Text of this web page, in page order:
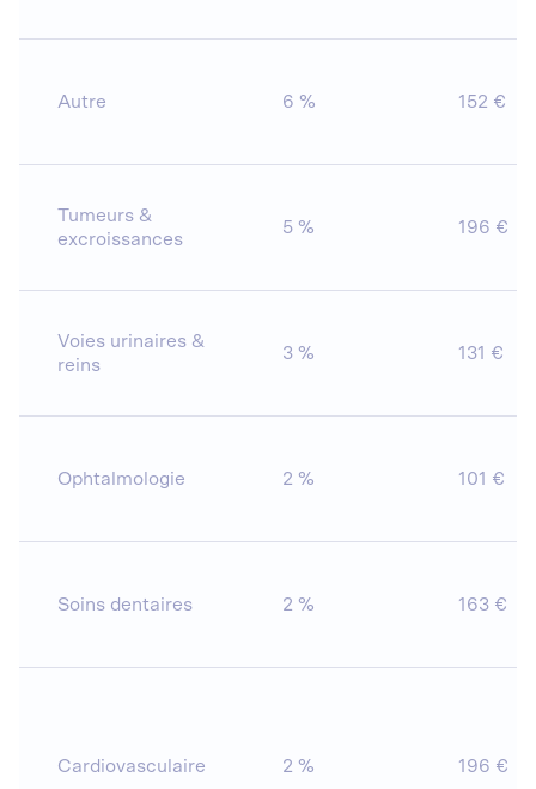
Autre 6 % 152 €
Tumeurs &
excroissances
5 % 196 €
Voies urinaires &
reins
3 % 131 €
Ophtalmologie 2 % 101 €
Soins dentaires 2 % 163 €
Cardiovasculaire 2 % 196 €